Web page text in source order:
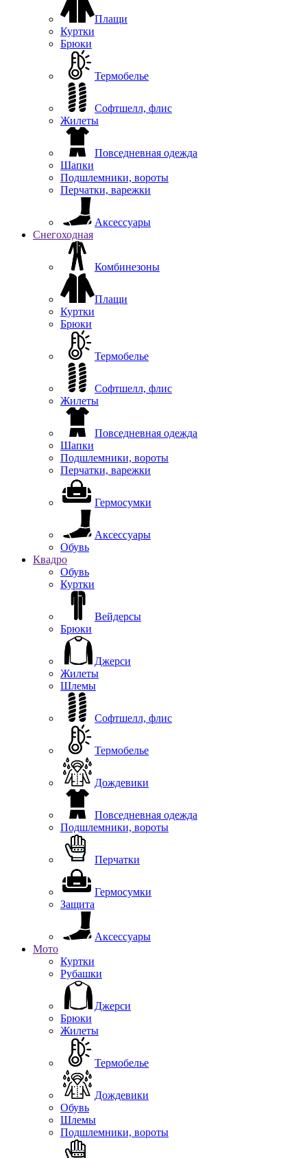
Плащи
Куртки
Брюки
Термобелье
Софтшелл, флис
Жилеты
Повседневная одежда
Шапки
Подшлемники, вороты
Перчатки, варежки
Аксессуары
Снегоходная
Комбинезоны
Плащи
Куртки
Брюки
Термобелье
Софтшелл, флис
Жилеты
Повседневная одежда
Шапки
Подшлемники, вороты
Перчатки, варежки
Гермосумки
Аксессуары
Обувь
Квадро
Обувь
Куртки
Вейдерсы
Брюки
Джерси
Жилеты
Шлемы
Софтшелл, флис
Термобелье
Дождевики
Повседневная одежда
Подшлемники, вороты
Перчатки
Гермосумки
Защита
Аксессуары
Мото
Куртки
Рубашки
Джерси
Брюки
Жилеты
Термобелье
Дождевики
Обувь
Шлемы
Подшлемники, вороты